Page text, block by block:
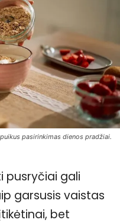
pasirinkimas dienos pradžiai.
pusryčiai gali
garsusis vaistas
bet